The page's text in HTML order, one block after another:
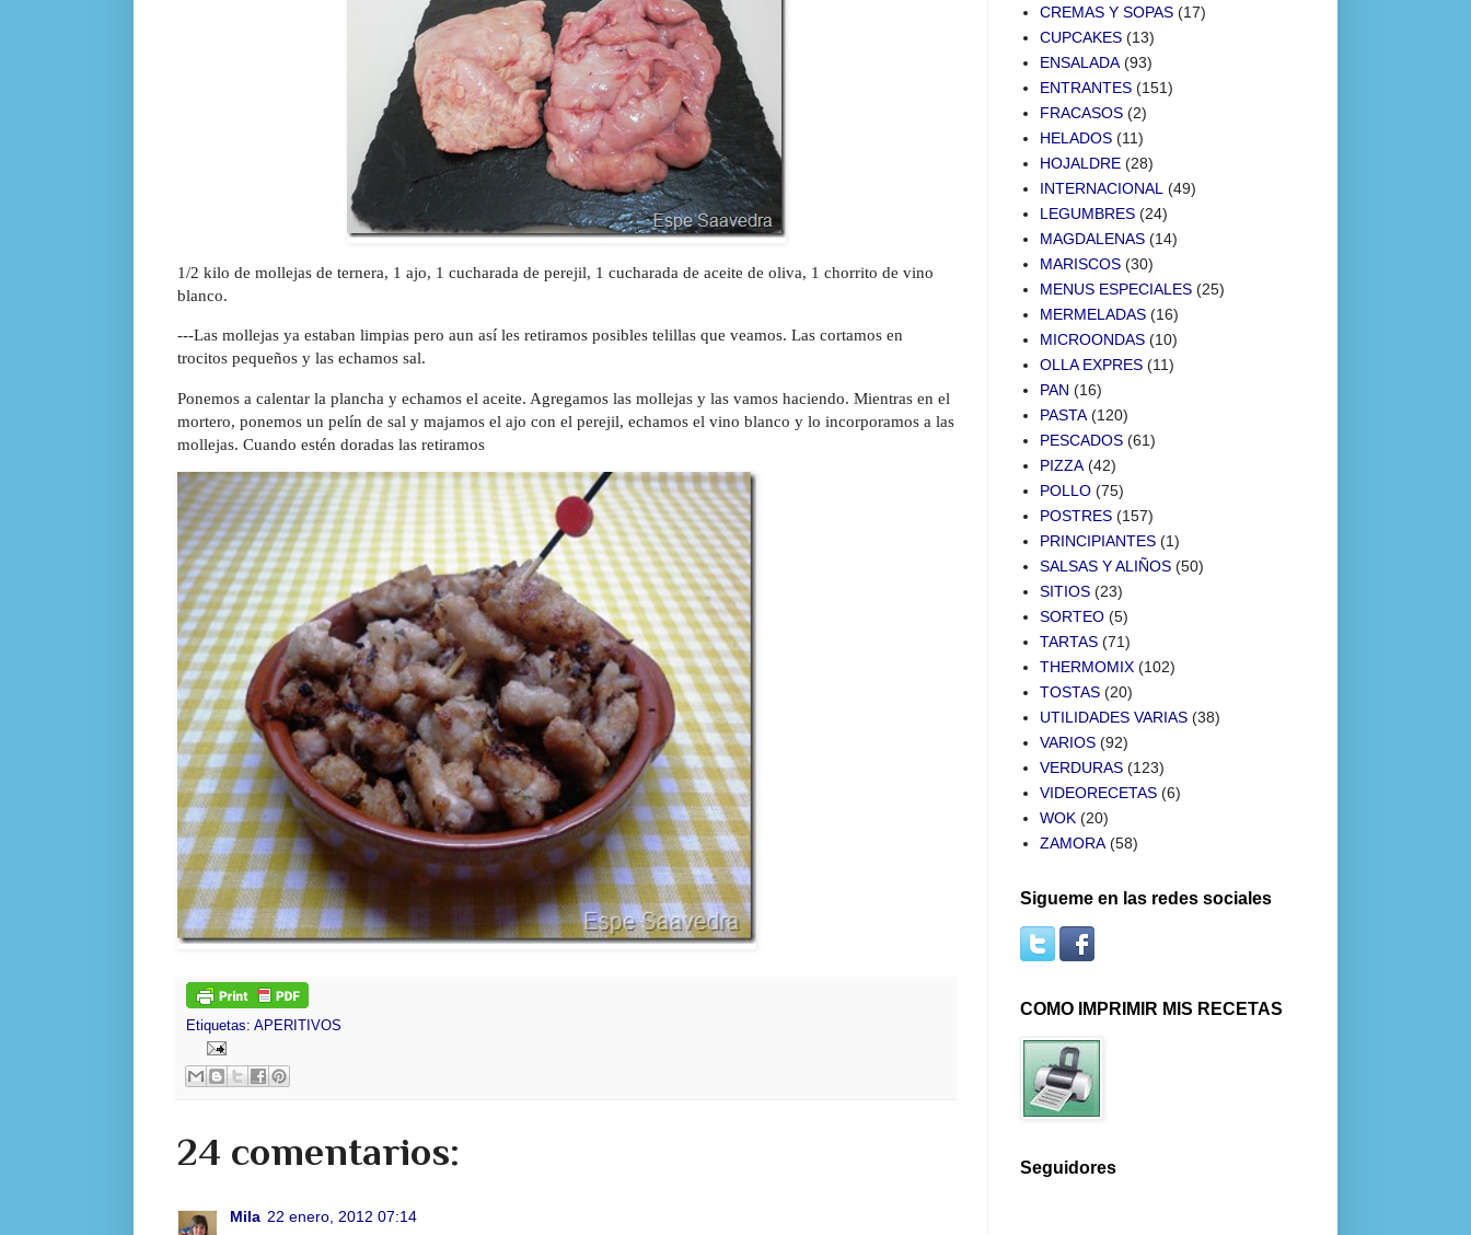
1/2 kilo de mollejas de ternera, 1 ajo, 1 cucharada de perejil, 1 cucharada de aceite de oliva, 1 chorrito de vino
blanco.
---Las mollejas ya estaban limpias pero aun así les retiramos posibles telillas que veamos. Las cortamos en
trocitos pequeños y las echamos sal.
Ponemos a calentar la plancha y echamos el aceite. Agregamos las mollejas y las vamos haciendo. Mientras en el
mortero, ponemos un pelín de sal y majamos el ajo con el perejil, echamos el vino blanco y lo incorporamos a las
mollejas. Cuando estén doradas las retiramos
Etiquetas: APERITIVOS
24 comentarios:
Mila 22 enero, 2012 07:14
CREMAS Y SOPAS (17)
CUPCAKES (13)
ENSALADA (93)
ENTRANTES (151)
FRACASOS (2)
HELADOS (11)
HOJALDRE (28)
INTERNACIONAL (49)
LEGUMBRES (24)
MAGDALENAS (14)
MARISCOS (30)
MENUS ESPECIALES (25)
MERMELADAS (16)
MICROONDAS (10)
OLLA EXPRES (11)
PAN (16)
PASTA (120)
PESCADOS (61)
PIZZA (42)
POLLO (75)
POSTRES (157)
PRINCIPIANTES (1)
SALSAS Y ALIÑOS (50)
SITIOS (23)
SORTEO (5)
TARTAS (71)
THERMOMIX (102)
TOSTAS (20)
UTILIDADES VARIAS (38)
VARIOS (92)
VERDURAS (123)
VIDEORECETAS (6)
WOK (20)
ZAMORA (58)
Sigueme en las redes sociales
COMO IMPRIMIR MIS RECETAS
Seguidores